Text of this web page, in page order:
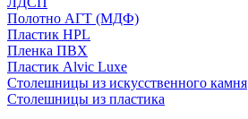
Полотно АГТ (МДФ)
Пластик HPL
Пленка ПВХ
Пластик Alvic Luxe
Столешницы из искусственного камня
Столешницы из пластика